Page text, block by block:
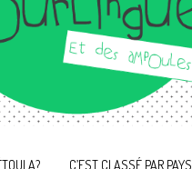
C’EST CLASSÉ PAR PAYS